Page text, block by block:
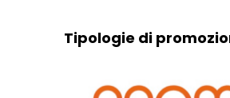
Tipologie di